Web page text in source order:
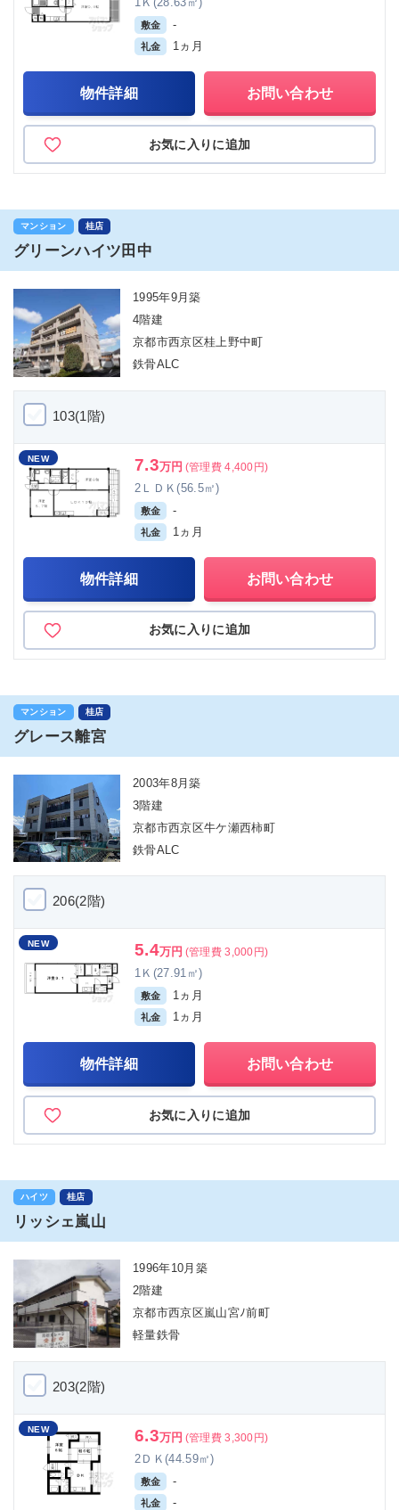
敷金 -
礼金 1ヵ月
物件詳細 お問い合わせ
お気に入りに追加
マンション 桂店
グリーンハイツ田中
1995年9月築
4階建
京都市西京区桂上野中町
鉄骨ALC
103(1階)
NEW 7.3万円 (管理費 4,400円)
2ＬＤＫ(56.5㎡)
敷金 -
礼金 1ヵ月
物件詳細 お問い合わせ
お気に入りに追加
マンション 桂店
グレース離宮
2003年8月築
3階建
京都市西京区牛ケ瀬西柿町
鉄骨ALC
206(2階)
NEW 5.4万円 (管理費 3,000円)
1Ｋ(27.91㎡)
敷金 1ヵ月
礼金 1ヵ月
物件詳細 お問い合わせ
お気に入りに追加
ハイツ 桂店
リッシェ嵐山
1996年10月築
2階建
京都市西京区嵐山宮ﾉ前町
軽量鉄骨
203(2階)
NEW 6.3万円 (管理費 3,300円)
2ＤＫ(44.59㎡)
敷金 -
礼金 -